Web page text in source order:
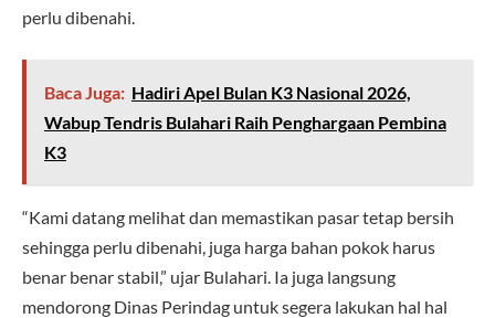
perlu dibenahi.
Baca Juga: Hadiri Apel Bulan K3 Nasional 2026,
Wabup Tendris Bulahari Raih Penghargaan Pembina
K3
“Kami datang melihat dan memastikan pasar tetap bersih
sehingga perlu dibenahi, juga harga bahan pokok harus
benar benar stabil,” ujar Bulahari. Ia juga langsung
mendorong Dinas Perindag untuk segera lakukan hal hal